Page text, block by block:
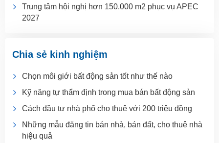
Trung tâm hội nghị hơn 150.000 m2 phục vụ APEC
2027
Chia sẻ kinh nghiệm
Chọn môi giới bất động sản tốt như thế nào
Kỹ năng tự thẩm định trong mua bán bất động sản
Cách đầu tư nhà phố cho thuê với 200 triệu đồng
Những mẫu đăng tin bán nhà, bán đất, cho thuê nhà
hiệu quả